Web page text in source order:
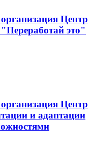
Центр
это"
Центр
и адаптации